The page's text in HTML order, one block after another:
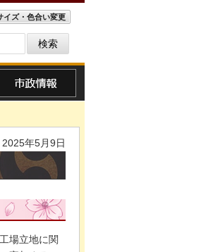
イズ・色合い変更
年5月9日
場立地に関